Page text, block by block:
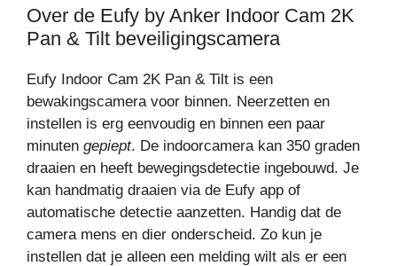
Over de Eufy by Anker Indoor Cam 2K
Pan & Tilt beveiligingscamera
Eufy Indoor Cam 2K Pan & Tilt is een
bewakingscamera voor binnen. Neerzetten en
instellen is erg eenvoudig en binnen een paar
minuten gepiept. De indoorcamera kan 350 graden
draaien en heeft bewegingsdetectie ingebouwd. Je
kan handmatig draaien via de Eufy app of
automatische detectie aanzetten. Handig dat de
camera mens en dier onderscheid. Zo kun je
instellen dat je alleen een melding wilt als er een